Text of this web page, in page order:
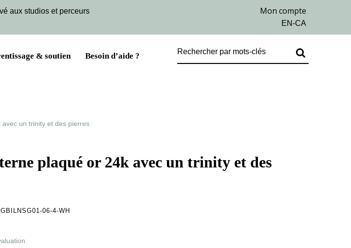
aux studios et perceurs
& soutien Besoin d’aide ?
un trinity et des pierres
plaqué or 24k avec un trinity et des
06-4-WH